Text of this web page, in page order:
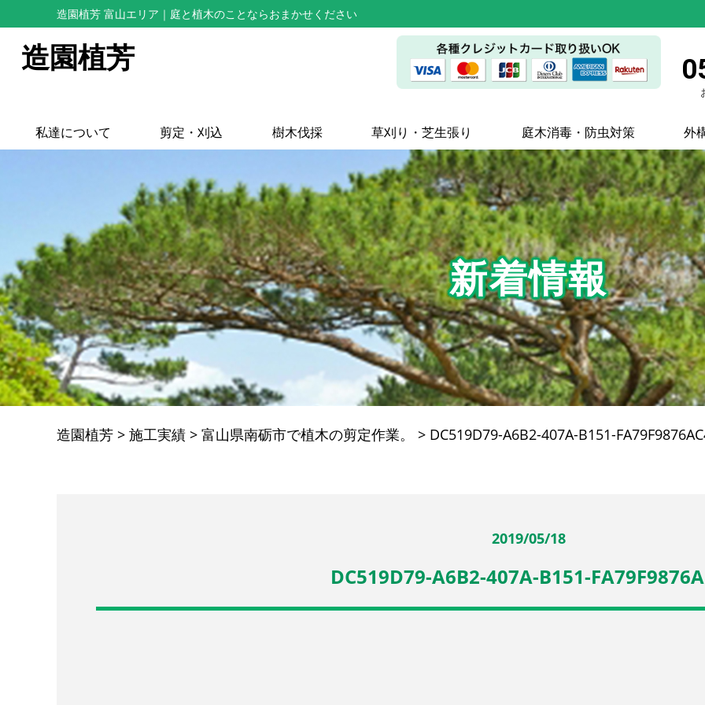
造園植芳 富山エリア ｜庭と植木のことならおまかせください
造園植芳
私達について 剪定・刈込 樹木伐採 草刈り・芝生張り 庭木消毒・防虫対策 外
新着情報
造園植芳 > 施工実績 > 富山県南砺市で植木の剪定作業。 > DC519D79-A6B2-407A-B151-
2019/05/18
DC519D79-A6B2-407A-B151-